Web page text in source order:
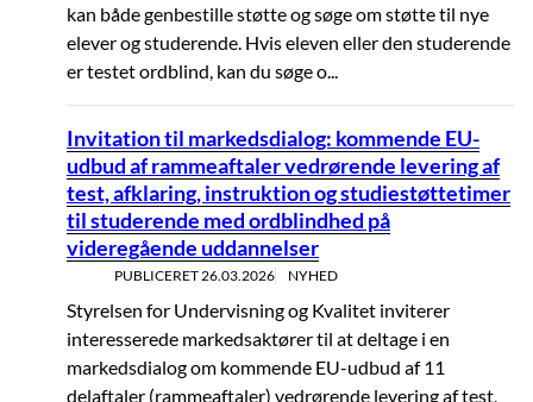
kan både genbestille støtte og søge om støtte til nye
elever og studerende. Hvis eleven eller den studerende
er testet ordblind, kan du søge o...
Invitation til markedsdialog: kommende EU-
udbud af rammeaftaler vedrørende levering af
test, afklaring, instruktion og studiestøttetimer
til studerende med ordblindhed på
videregående uddannelser
PUBLICERET 26.03.2026 NYHED
Styrelsen for Undervisning og Kvalitet inviterer
interesserede markedsaktører til at deltage i en
markedsdialog om kommende EU-udbud af 11
delaftaler (rammeaftaler) vedrørende levering af test,